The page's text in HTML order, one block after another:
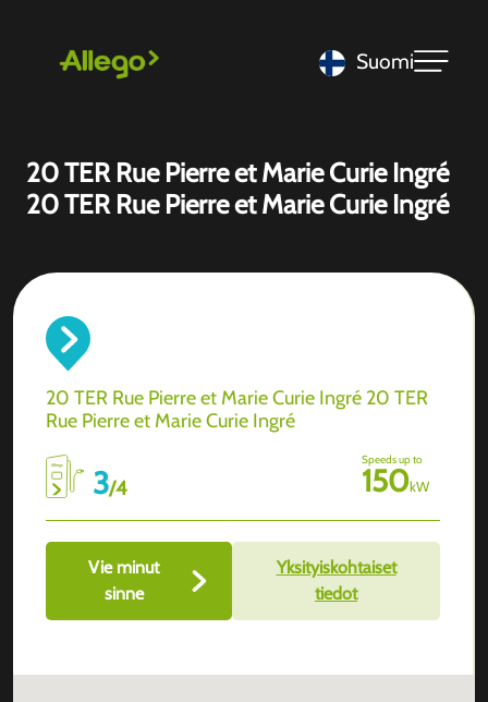
Suomi
20 TER Rue Pierre et Marie Curie Ingré
20 TER Rue Pierre et Marie Curie Ingré
20 TER Rue Pierre et Marie Curie Ingré 20 TER
Rue Pierre et Marie Curie Ingré
3/4
Speeds up to
150kW
Vie minut
sinne
Yksityiskohtaiset
tiedot